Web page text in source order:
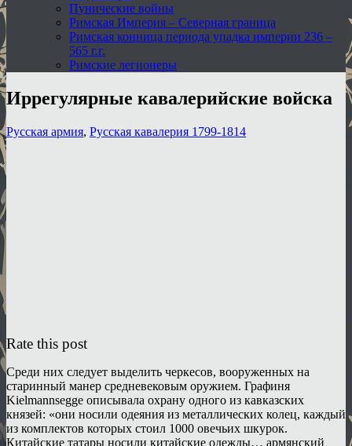
Пунические войны
Римская Империя – Северная граница
Римская конница периода упадка империи 236 –
565 г.г.
Римские легионеры
Иррегулярные кавалерийские войска
Русская армия, Русская кавалерия 1799-1814
Rate this post
Среди них следует выделить черкесов, вооруженных на
старинный манер средневековым оружием. Графиня
Kielmannsegge описывала охрану одного из кавказских
князей: «они носили одеяния из металлических колец, каждый
из комплектов которых стоил 1000 овечьих шкурок.
Китайские татары носили китайские одежды… армянский